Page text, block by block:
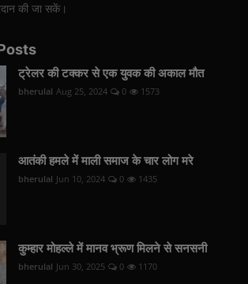
की जा सकें।
ट्रेलर की टक्कर से एक युवक की अकाल मौत
bherulal Aug 25, 2024 0 1573
आतंकी हमले में माली समाज के चार लोग मरे
bherulal Jun 10, 2024 0 1435
कुम्हार मोहल्ले में मानव भ्रूण मिलने से सनसनी
bherulal Jun 30, 2025 0 1170